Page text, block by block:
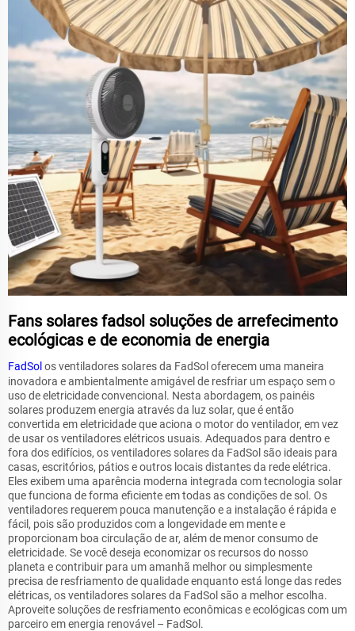
Fans solares fadsol soluções de arrefecimento
ecológicas e de economia de energia
FadSolos ventiladores solares da FadSol oferecem uma maneira
inovadora e ambientalmente amigável de resfriar um espaço sem o
uso de eletricidade convencional. Nesta abordagem, os painéis
solares produzem energia através da luz solar, que é então
convertida em eletricidade que aciona o motor do ventilador, em vez
de usar os ventiladores elétricos usuais. Adequados para dentro e
fora dos edifícios, os ventiladores solares da FadSol são ideais para
casas, escritórios, pátios e outros locais distantes da rede elétrica.
Eles exibem uma aparência moderna integrada com tecnologia solar
que funciona de forma eficiente em todas as condições de sol. Os
ventiladores requerem pouca manutenção e a instalação é rápida e
fácil, pois são produzidos com a longevidade em mente e
proporcionam boa circulação de ar, além de menor consumo de
eletricidade. Se você deseja economizar os recursos do nosso
planeta e contribuir para um amanhã melhor ou simplesmente
precisa de resfriamento de qualidade enquanto está longe das redes
elétricas, os ventiladores solares da FadSol são a melhor escolha.
Aproveite soluções de resfriamento econômicas e ecológicas com um
parceiro em energia renovável – FadSol.